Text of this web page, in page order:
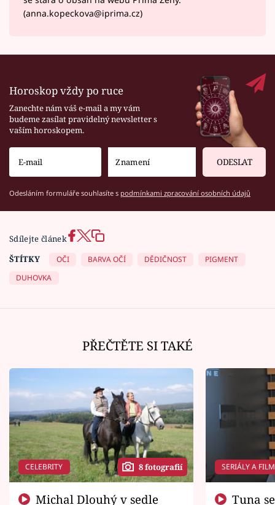
(anna.kopeckova@iprima.cz)
Horoskop vždy po ruce
Zanechte nám váš e-mail a my vám
budeme zasílat pravidelný newsletter s
vaším horoskopem.
ODESLAT
Odesláním formuláře souhlasíte s podmínkami zpracování osobních údajů
Sdílejte článek
ŠTÍTKY
OČI BARVA OČÍ DĚDIČNOST
PIGMENT
DUHOVKA
PŘEČTĚTE SI TAKÉ
CELEBRITY 8 fotografií SERIÁLY A